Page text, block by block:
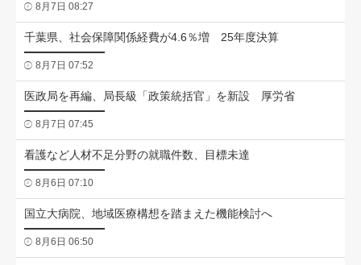
8月7日 08:27
千葉県、社会保障関係経費が4.6％増 25年度決算
8月7日 07:52
医政局を再編、局長級「政策統括官」を新設 厚労省
8月7日 07:45
看護など人材不足分野の就職件数、目標未達
8月6日 07:10
国立大病院、地域医療構想を踏まえた機能検討へ
8月6日 06:50